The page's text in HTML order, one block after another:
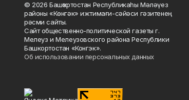
© 2026 Башҡортостан Республикаһы Мәләүез
районы «Көнгәк» ижтимағи-сәйәси гәзитенең
рәсми сайты.
Сайт общественно-политической газеты г.
Мелеуз и Мелеузовского района Республики
Башкортостан «Конгэк».
Об использовании персональных данных